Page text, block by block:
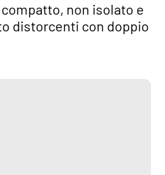
non isolato e
distorcenti con doppio